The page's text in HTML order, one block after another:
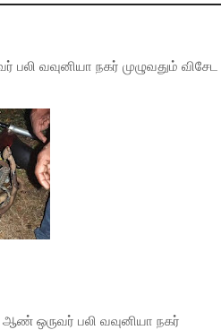
வவுனியா நகர் முழுவதும் விசேட
ஒருவர் பலி வவுனியா நகர்